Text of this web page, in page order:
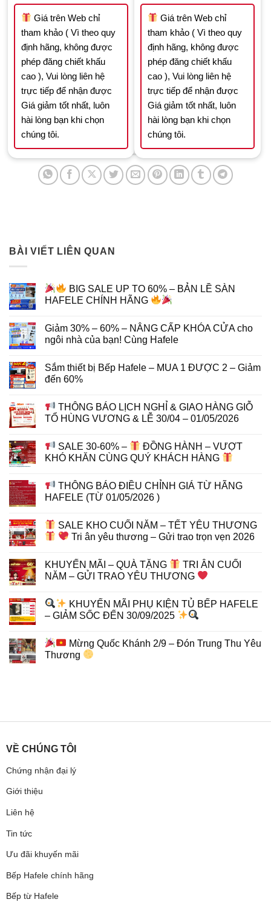
13.540.000 ₫. 9.478.000 ₫.
Giá trên Web chỉ
tham khảo ( Vì theo quy
định hãng, không được
phép đăng chiết khấu
cao ), Vui lòng liên hệ
trực tiếp để nhận được
Giá giảm tốt nhất, luôn
hài lòng bạn khi chọn
chúng tôi.
11.650.000 ₫.
Giá trên Web chỉ
tham khảo ( Vì theo quy
định hãng, không được
phép đăng chiết khấu
cao ), Vui lòng liên hệ
trực tiếp để nhận được
Giá giảm tốt nhất, luôn
hài lòng bạn khi chọn
chúng tôi.
BÀI VIẾT LIÊN QUAN
BIG SALE UP TO 60% – BẢN LỀ SÀN
HAFELE CHÍNH HÃNG
Giảm 30% – 60% – NÂNG CẤP KHÓA CỬA cho
ngôi nhà của bạn! Cùng Hafele
Sắm thiết bị Bếp Hafele – MUA 1 ĐƯỢC 2 – Giảm
đến 60%
THÔNG BÁO LỊCH NGHỈ & GIAO HÀNG GIỖ
TỔ HÙNG VƯƠNG & LỄ 30/04 – 01/05/2026
SALE 30-60% –
ĐỒNG HÀNH – VƯỢT
KHÓ KHĂN CÙNG QUÝ KHÁCH HÀNG
THÔNG BÁO ĐIỀU CHỈNH GIÁ TỪ HÃNG
HAFELE (TỪ 01/05/2026 )
SALE KHO CUỐI NĂM – TẾT YÊU THƯƠNG
Tri ân yêu thương – Gửi trao trọn vẹn 2026
KHUYẾN MÃI – QUÀ TẶNG
TRI ÂN CUỐI
NĂM – GỬI TRAO YÊU THƯƠNG
KHUYẾN MÃI PHỤ KIỆN TỦ BẾP HAFELE
– GIẢM SỐC ĐẾN 30/09/2025
Mừng Quốc Khánh 2/9 – Đón Trung Thu Yêu
Thương
VỀ CHÚNG TÔI
Chứng nhận đại lý
Giới thiệu
Liên hệ
Tin tức
Ưu đãi khuyến mãi
Bếp Hafele chính hãng
Bếp từ Hafele